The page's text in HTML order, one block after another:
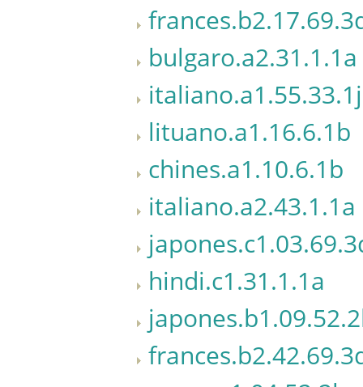
bulgaro.a2.31.1.1a
italiano.a1.55.33.1j
lituano.a1.16.6.1b
chines.a1.10.6.1b
italiano.a2.43.1.1a
hindi.c1.31.1.1a